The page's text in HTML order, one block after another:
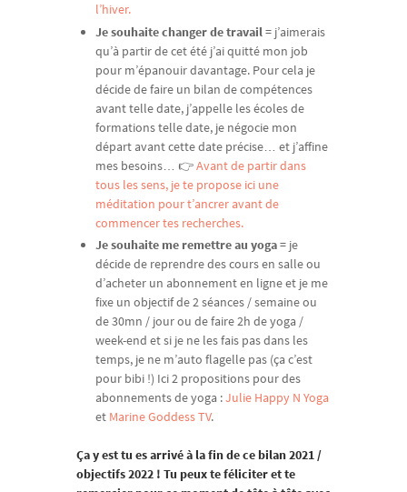
l’hiver.
Je souhaite changer de travail = j’aimerais
qu’à partir de cet été j’ai quitté mon job
pour m’épanouir davantage. Pour cela je
décide de faire un bilan de compétences
avant telle date, j’appelle les écoles de
formations telle date, je négocie mon
départ avant cette date précise… et j’affine
mes besoins… 👉Avant de partir dans
tous les sens, je te propose ici une
méditation pour t’ancrer avant de
commencer tes recherches.
Je souhaite me remettre au yoga= je
décide de reprendre des cours en salle ou
d’acheter un abonnement en ligne et je me
fixe un objectif de 2 séances / semaine ou
de 30mn / jour ou de faire 2h de yoga /
week-end et si je ne les fais pas dans les
temps, je ne m’auto flagelle pas (ça c’est
pour bibi !) Ici 2 propositions pour des
abonnements de yoga :Julie Happy N Yoga
et Marine Goddess TV.
Ça y est tu es arrivé à la fin de ce bilan 2021 /
objectifs 2022 ! Tu peux te féliciter et te